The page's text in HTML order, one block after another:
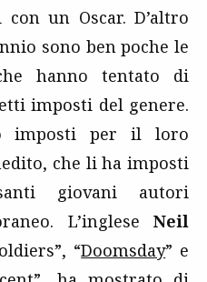
un Oscar. D’altro
sono ben poche le
hanno tentato di
imposti del genere.
imposti per il loro
che li ha imposti
giovani autori
L’inglese Neil
“Doomsday” e